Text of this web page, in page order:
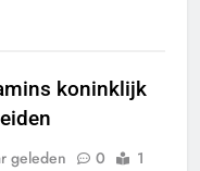
koninklijk
geleden 0
1